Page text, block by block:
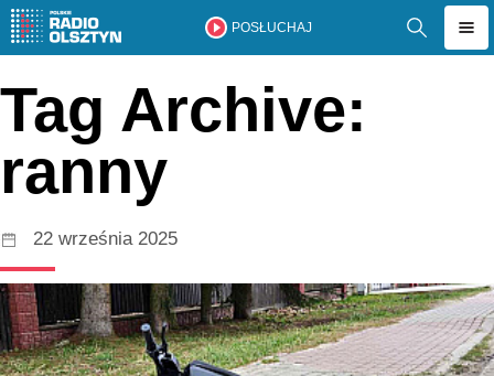
POSŁUCHAJ
Tag Archive:
ranny
22 września 2025